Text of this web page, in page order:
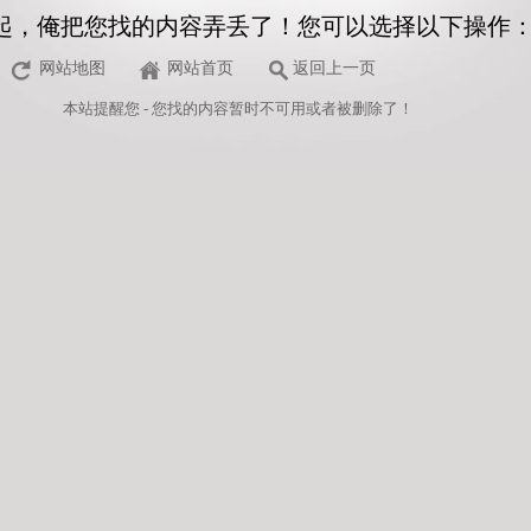
，俺把您找的内容弄丢了！您可以选择以下操作
网站地图 网站首页 返回上一页
本站提醒您 - 您找的内容暂时不可用或者被删除了！